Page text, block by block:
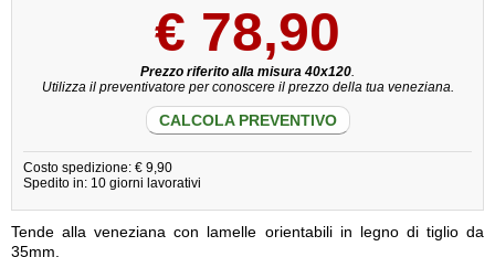
€ 78,90
Prezzo riferito alla misura 40x120.
Utilizza il preventivatore per conoscere il prezzo della tua veneziana.
CALCOLA PREVENTIVO
Costo spedizione: € 9,90
Spedito in: 10 giorni lavorativi
Tende alla veneziana con lamelle orientabili in legno di tiglio da
35mm.